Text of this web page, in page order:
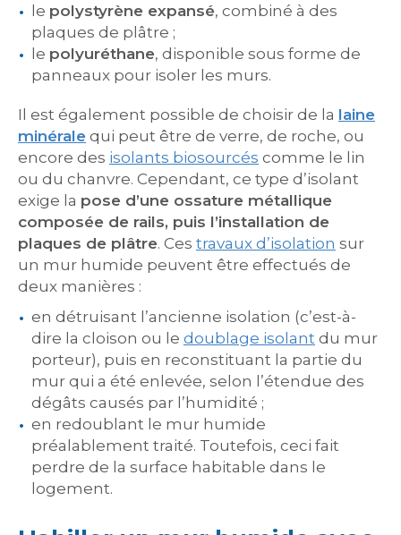
le polystyrène expansé, combiné à des
plaques de plâtre ;
le polyuréthane, disponible sous forme de
panneaux pour isoler les murs.
Il est également possible de choisir de la laine
minérale qui peut être de verre, de roche, ou
encore des isolants biosourcés comme le lin
ou du chanvre. Cependant, ce type d’isolant
exige la pose d’une ossature métallique
composée de rails, puis l’installation de
plaques de plâtre. Ces travaux d’isolation sur
un mur humide peuvent être effectués de
deux manières :
en détruisant l’ancienne isolation (c’est-à-
dire la cloison ou le doublage isolant du mur
porteur), puis en reconstituant la partie du
mur qui a été enlevée, selon l’étendue des
dégâts causés par l’humidité ;
en redoublant le mur humide
préalablement traité. Toutefois, ceci fait
perdre de la surface habitable dans le
logement.